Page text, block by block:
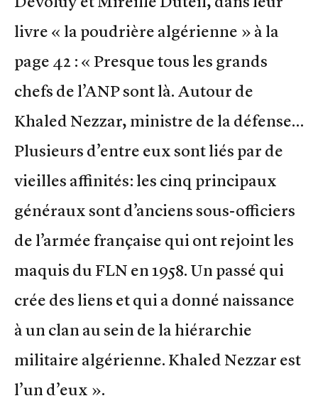
livre « la poudrière algérienne » à la
page 42 : « Presque tous les grands
chefs de l’ANP sont là. Autour de
Khaled Nezzar, ministre de la défense…
Plusieurs d’entre eux sont liés par de
vieilles affinités: les cinq principaux
généraux sont d’anciens sous-officiers
de l’armée française qui ont rejoint les
maquis du FLN en 1958. Un passé qui
crée des liens et qui a donné naissance
à un clan au sein de la hiérarchie
militaire algérienne. Khaled Nezzar est
l’un d’eux ».